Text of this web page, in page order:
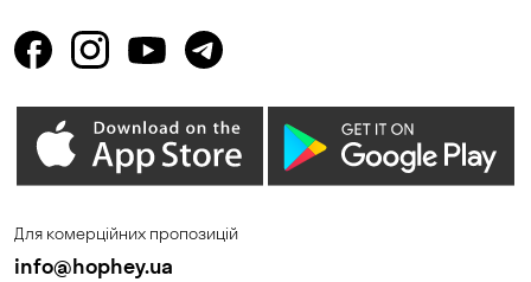
Для комерційних пропозицій
info@hophey.ua